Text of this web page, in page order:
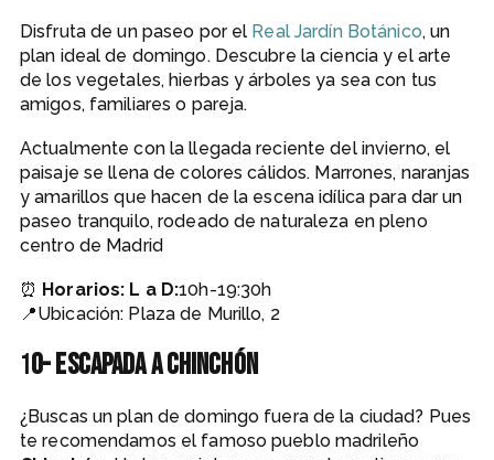
Disfruta de un paseo por el Real Jardín Botánico, un
plan ideal de domingo. Descubre la ciencia y el arte
de los vegetales, hierbas y árboles ya sea con tus
amigos, familiares o pareja.
Actualmente con la llegada reciente del invierno, el
paisaje se llena de colores cálidos. Marrones, naranjas
y amarillos que hacen de la escena idílica para dar un
paseo tranquilo, rodeado de naturaleza en pleno
centro de Madrid
⏰ Horarios: L a D:10h-19:30h
📍Ubicación: Plaza de Murillo, 2
10- Escapada a Chinchón
¿Buscas un plan de domingo fuera de la ciudad? Pues
te recomendamos el famoso pueblo madrileño